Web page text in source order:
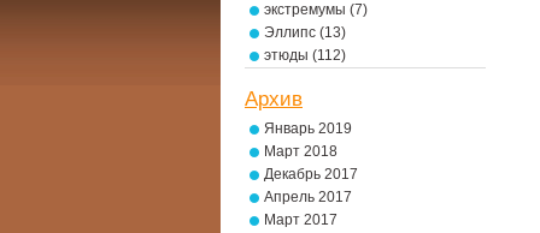
экстремумы (7)
Эллипс (13)
этюды (112)
Архив
Январь 2019
Март 2018
Декабрь 2017
Апрель 2017
Март 2017